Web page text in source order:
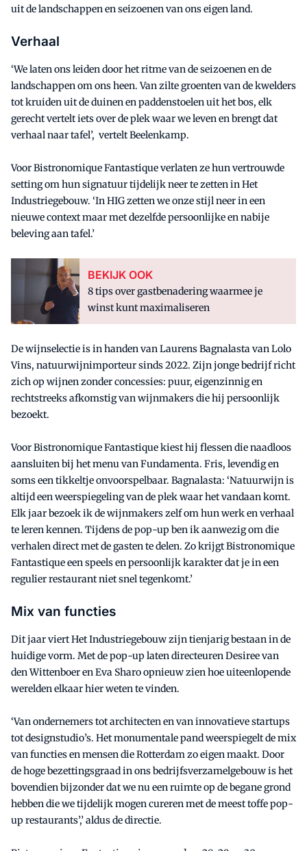
uit de landschappen en seizoenen van ons eigen land.
Verhaal
‘We laten ons leiden door het ritme van de seizoenen en de
landschappen om ons heen. Van zilte groenten van de kwelders
tot kruiden uit de duinen en paddenstoelen uit het bos, elk
gerecht vertelt iets over de plek waar we leven en brengt dat
verhaal naar tafel’, vertelt Beelenkamp.
Voor Bistronomique Fantastique verlaten ze hun vertrouwde
setting om hun signatuur tijdelijk neer te zetten in Het
Industriegebouw. ‘In HIG zetten we onze stijl neer in een
nieuwe context maar met dezelfde persoonlijke en nabije
beleving aan tafel.’
BEKIJK OOK
8 tips over gastbenadering waarmee je
winst kunt maximaliseren
De wijnselectie is in handen van Laurens Bagnalasta van Lolo
Vins, natuurwijnimporteur sinds 2022. Zijn jonge bedrijf richt
zich op wijnen zonder concessies: puur, eigenzinnig en
rechtstreeks afkomstig van wijnmakers die hij persoonlijk
bezoekt.
Voor Bistronomique Fantastique kiest hij flessen die naadloos
aansluiten bij het menu van Fundamenta. Fris, levendig en
soms een tikkeltje onvoorspelbaar. Bagnalasta: ‘Natuurwijn is
altijd een weerspiegeling van de plek waar het vandaan komt.
Elk jaar bezoek ik de wijnmakers zelf om hun werk en verhaal
te leren kennen. Tijdens de pop-up ben ik aanwezig om die
verhalen direct met de gasten te delen. Zo krijgt Bistronomique
Fantastique een speels en persoonlijk karakter dat je in een
regulier restaurant niet snel tegenkomt.’
Mix van functies
Dit jaar viert Het Industriegebouw zijn tienjarig bestaan in de
huidige vorm. Met de pop-up laten directeuren Desiree van
den Wittenboer en Eva Sharo opnieuw zien hoe uiteenlopende
werelden elkaar hier weten te vinden.
‘Van ondernemers tot architecten en van innovatieve startups
tot designstudio’s. Het monumentale pand weerspiegelt de mix
van functies en mensen die Rotterdam zo eigen maakt. Door
de hoge bezettingsgraad in ons bedrijfsverzamelgebouw is het
bovendien bijzonder dat we nu een ruimte op de begane grond
hebben die we tijdelijk mogen cureren met de meest toffe pop-
up restaurants’,’ aldus de directie.